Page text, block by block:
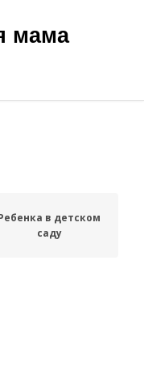
мама
в детском
саду